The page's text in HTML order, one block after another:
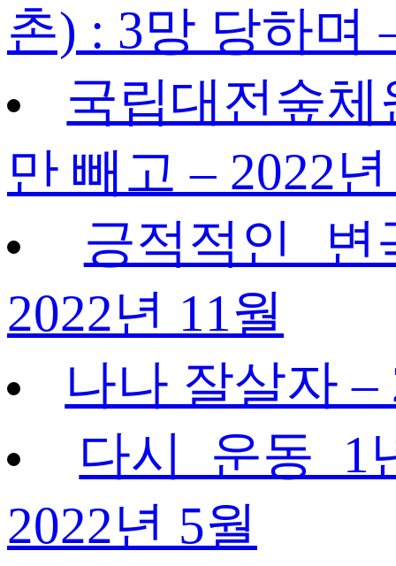
촌) : 3망 당하며
국립대전숲
만 빼고 – 2022
긍적적인
2022년 11월
나나 잘살자 –
다시 운동 1
2022년 5월